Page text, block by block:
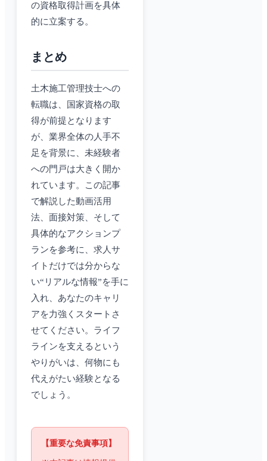
の資格取得計画を具体
的に立案する。
まとめ
土木施工管理技士への
転職は、国家資格の取
得が前提となります
が、業界全体の人手不
足を背景に、未経験者
への門戸は大きく開か
れています。この記事
で解説した動画活用
法、面接対策、そして
具体的なアクションプ
ランを参考に、求人サ
イトだけでは分からな
い“リアルな情報”を手に
入れ、あなたのキャリ
アを力強くスタートさ
せてください。ライフ
ラインを支えるという
やりがいは、何物にも
代えがたい経験となる
でしょう。
【重要な免責事項】